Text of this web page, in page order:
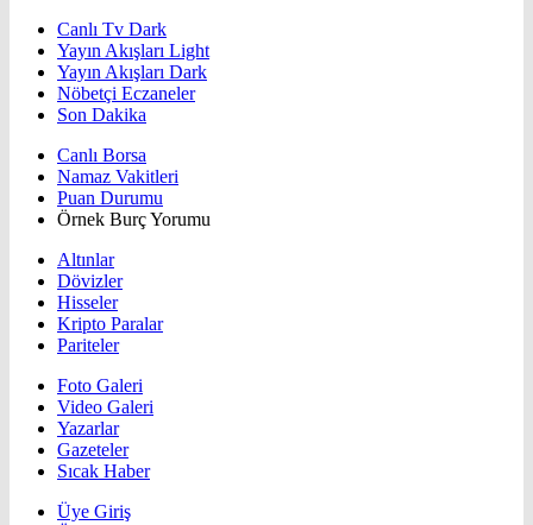
Canlı Tv Dark
Yayın Akışları Light
Yayın Akışları Dark
Nöbetçi Eczaneler
Son Dakika
Canlı Borsa
Namaz Vakitleri
Puan Durumu
Örnek Burç Yorumu
Altınlar
Dövizler
Hisseler
Kripto Paralar
Pariteler
Foto Galeri
Video Galeri
Yazarlar
Gazeteler
Sıcak Haber
Üye Giriş